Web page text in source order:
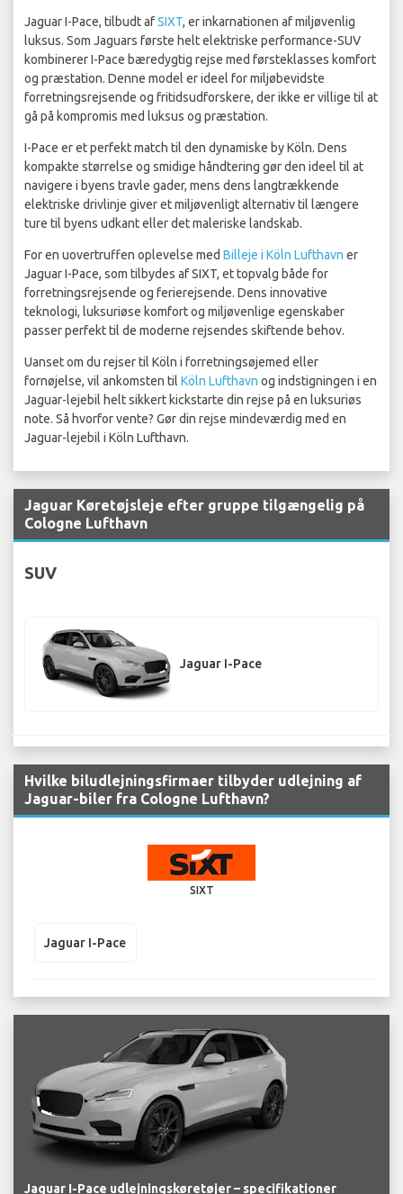
Jaguar I-Pace, tilbudt afSIXT, er inkarnationen af miljøvenlig
luksus. Som Jaguars første helt elektriske performance-SUV
kombinerer I-Pace bæredygtig rejse med førsteklasses komfort
og præstation. Denne model er ideel for miljøbevidste
forretningsrejsende og fritidsudforskere, der ikke er villige til at
gå på kompromis med luksus og præstation.
I-Pace er et perfekt match til den dynamiske by Köln. Dens
kompakte størrelse og smidige håndtering gør den ideel til at
navigere i byens travle gader, mens dens langtrækkende
elektriske drivlinje giver et miljøvenligt alternativ til længere
ture til byens udkant eller det maleriske landskab.
For en uovertruffen oplevelse med Billeje i Köln Lufthavn er
Jaguar I-Pace, som tilbydes af SIXT, et topvalg både for
forretningsrejsende og ferierejsende. Dens innovative
teknologi, luksuriøse komfort og miljøvenlige egenskaber
passer perfekt til de moderne rejsendes skiftende behov.
Uanset om du rejser til Köln i forretningsøjemed eller
fornøjelse, vil ankomsten til Köln Lufthavn og indstigningen i en
Jaguar-lejebil helt sikkert kickstarte din rejse på en luksuriøs
note. Så hvorfor vente? Gør din rejse mindeværdig med en
Jaguar-lejebil i Köln Lufthavn.
Jaguar Køretøjsleje efter gruppe tilgængelig på
Cologne Lufthavn
SUV
Jaguar I-Pace
Hvilke biludlejningsfirmaer tilbyder udlejning af
Jaguar-biler fra Cologne Lufthavn?
SIXT
Jaguar I-Pace
Jaguar I-Pace udlejningskøretøjer – specifikationer